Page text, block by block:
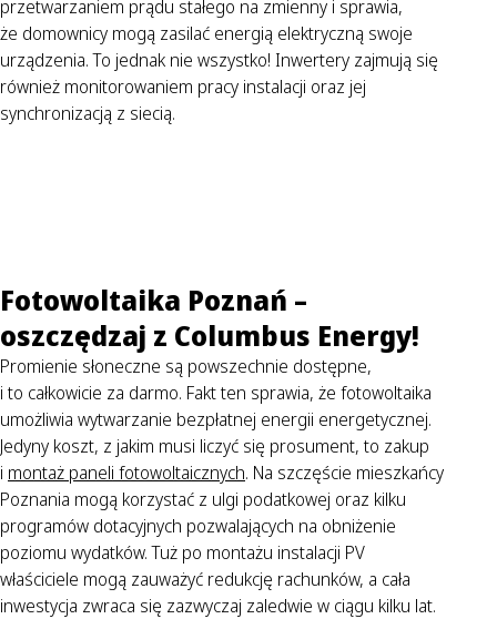
przetwarzaniem prądu stałego na zmienny i sprawia,
że domownicy mogą zasilać energią elektryczną swoje
urządzenia. To jednak nie wszystko! Inwertery zajmują się
również monitorowaniem pracy instalacji oraz jej
synchronizacją z siecią.
Fotowoltaika Poznań –
oszczędzaj z Columbus Energy!
Promienie słoneczne są powszechnie dostępne,
i to całkowicie za darmo. Fakt ten sprawia, że fotowoltaika
umożliwia wytwarzanie bezpłatnej energii energetycznej.
Jedyny koszt, z jakim musi liczyć się prosument, to zakup
i montaż paneli fotowoltaicznych. Na szczęście mieszkańcy
Poznania mogą korzystać z ulgi podatkowej oraz kilku
programów dotacyjnych pozwalających na obniżenie
poziomu wydatków. Tuż po montażu instalacji PV
właściciele mogą zauważyć redukcję rachunków, a cała
inwestycja zwraca się zazwyczaj zaledwie w ciągu kilku lat.